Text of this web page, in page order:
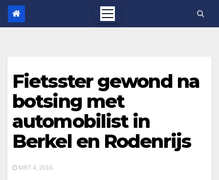
Fietsster gewond na
botsing met
automobilist in
Berkel en Rodenrijs
MRT 4, 2016